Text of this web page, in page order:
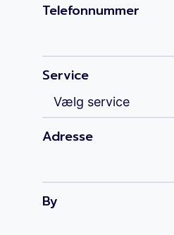
Telefonnummer
Service
Adresse
By